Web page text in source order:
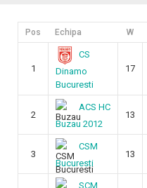
Pos Echipa W
1
CS
Dinamo
Bucuresti
17
2
ACS HC
Buzau 2012
13
3
CSM
Bucuresti
13
SCM